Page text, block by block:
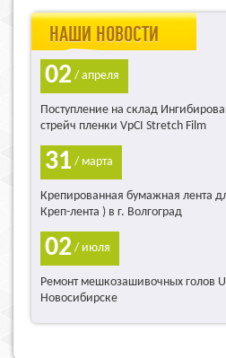
НАШИ НОВОСТИ
02 / апреля
Поступление на склад
стрейч пленки VpCI Stretch Film
31 / марта
Крепированная бумажная лента
Креп-лента ) в г. Волгоград
02 / июля
Ремонт мешкозашивочных голов
Новосибирске